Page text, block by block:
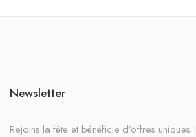
Newsletter
Rejoins la fête et bénéficie d’offres uniques !